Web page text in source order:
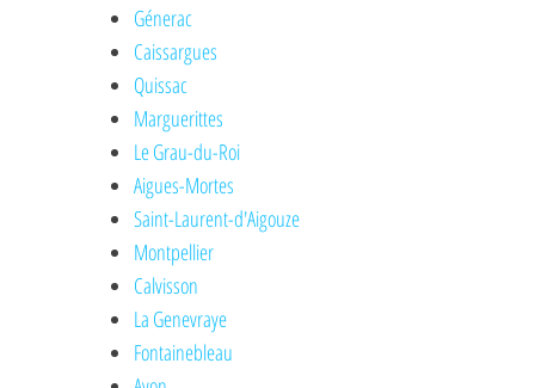
Génerac
Caissargues
Quissac
Marguerittes
Le Grau-du-Roi
Aigues-Mortes
Saint-Laurent-d'Aigouze
Montpellier
Calvisson
La Genevraye
Fontainebleau